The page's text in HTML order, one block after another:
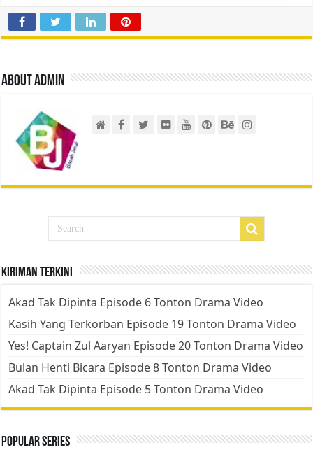
About admin
Kiriman Terkini
Akad Tak Dipinta Episode 6 Tonton Drama Video
Kasih Yang Terkorban Episode 19 Tonton Drama Video
Yes! Captain Zul Aaryan Episode 20 Tonton Drama Video
Bulan Henti Bicara Episode 8 Tonton Drama Video
Akad Tak Dipinta Episode 5 Tonton Drama Video
Popular Series